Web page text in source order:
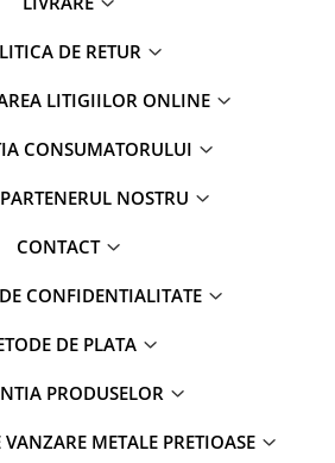
DE RETUR
LITIGIILOR ONLINE
CONSUMATORULUI
NOSTRU
CONTACT
CONFIDENTIALITATE
DE PLATA
PRODUSELOR
METALE PRETIOASE